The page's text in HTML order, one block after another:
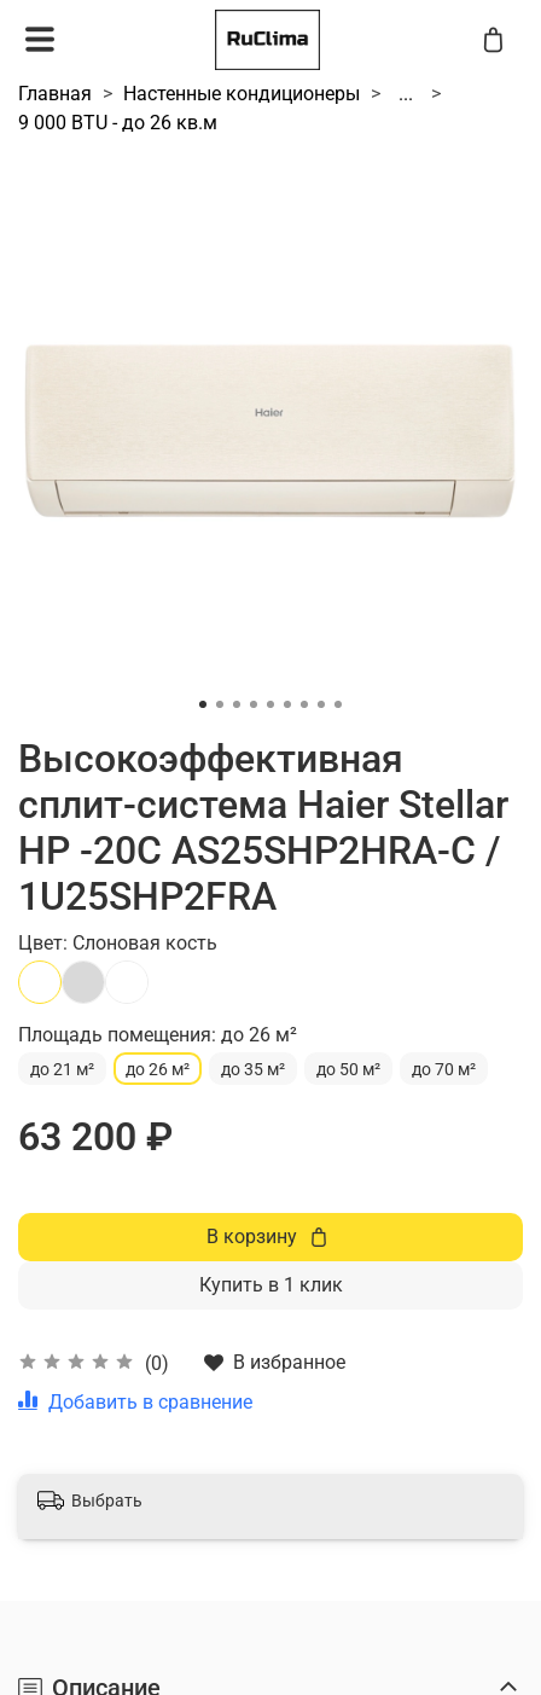
Главная Настенные кондиционеры
...
9 000 BTU - до 26 кв.м
Высокоэффективная
сплит-система Haier Stellar
HP -20С AS25SHP2HRA-C /
1U25SHP2FRA
Цвет: Слоновая кость
Площадь помещения: до 26 м²
до 21 м² до 26 м² до 35 м² до 50 м² до 70 м²
(0)
В избранное
Добавить в сравнение
63 200 ₽
В корзину
Купить в 1 клик
Выбрать
Описание